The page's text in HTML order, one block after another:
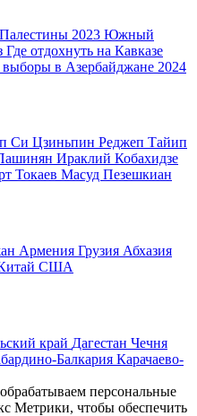
2023 Южный
Где отдохнуть на Кавказе
выборы в Азербайджане 2024
Си Цзиньпин Реджеп Тайип
Ираклий Кобахидзе
Токаев Масуд Пезешкиан
Армения Грузия Абхазия
США
край Дагестан Чечня
Балкария Карачаево-
персональные
Метрики, чтобы обеспечить